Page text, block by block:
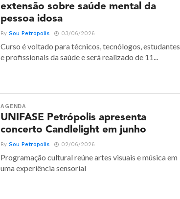
extensão sobre saúde mental da
pessoa idosa
BySou Petrópolis 03/06/2026
Curso é voltado para técnicos, tecnólogos, estudantes
e profissionais da saúde e será realizado de 11...
AGENDA
UNIFASE Petrópolis apresenta
concerto Candlelight em junho
BySou Petrópolis 02/06/2026
Programação cultural reúne artes visuais e música em
uma experiência sensorial